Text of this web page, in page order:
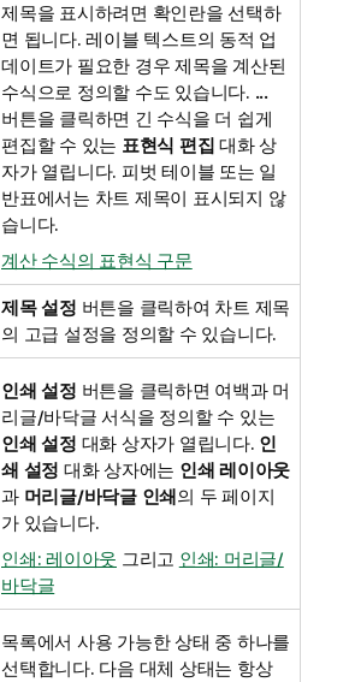
제목을 표시하려면 확인란을 선택하
면 됩니다. 레이블 텍스트의 동적 업
데이트가 필요한 경우 제목을 계산된
수식으로 정의할 수도 있습니다. ...
버튼을 클릭하면 긴 수식을 더 쉽게
편집할 수 있는 표현식 편집 대화 상
자가 열립니다. 피벗 테이블 또는 일
반표에서는 차트 제목이 표시되지 않
습니다.
계산 수식의 표현식 구문
제목 설정 버튼을 클릭하여 차트 제목
의 고급 설정을 정의할 수 있습니다.
인쇄 설정 버튼을 클릭하면 여백과 머
리글/바닥글 서식을 정의할 수 있는
인쇄 설정 대화 상자가 열립니다. 인
쇄 설정 대화 상자에는 인쇄 레이아웃
과 머리글/바닥글 인쇄의 두 페이지
가 있습니다.
인쇄: 레이아웃 그리고 인쇄: 머리글/
바닥글
목록에서 사용 가능한 상태 중 하나를
선택합니다. 다음 대체 상태는 항상